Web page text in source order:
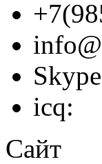
icq:
Сайт